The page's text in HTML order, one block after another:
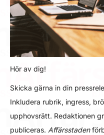
Hör av dig!
Skicka gärna in din
Inkludera rubrik, ingress,
upphovsrätt. Redaktionen
publiceras. Affärsstaden